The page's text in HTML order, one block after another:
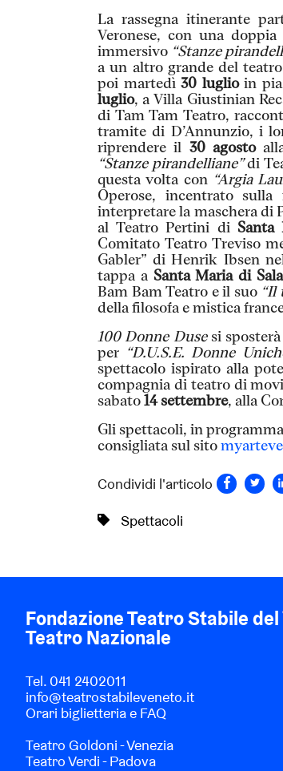
La rassegna itinerante
Veronese, con una
immersivo “Stanze
a un altro grande del
poi martedì30 luglioin
luglio, a Villa Giustinian
di Tam Tam Teatro,
tramite di D’Annunzio, i
riprendere il 30 agosto
“Stanze pirandelliane”di
questa volta con “Argia
Operose, incentrato
interpretare la maschera di
al Teatro Pertini di Santa
Comitato Teatro Treviso
Gabler” di Henrik Ibsen
tappa a Santa Maria di Sala
Bam Bam Teatro e il suo “Il
della filosofa e mistica
100 Donne Dusesi
per
“D.U.S.E. Donne
spettacolo ispirato alla
compagnia di teatro di
sabato 14 settembre, alla
Gli spettacoli, in
consigliata sul sito
Condividi l'articolo
Spettacoli
Fondazione Teatro Stabile
Teatro Nazionale
Tel. 041 2402011
info@teatrostabileveneto.it
Orari biglietteria e FAQ
Teatro Goldoni - Venezia
Teatro Verdi - Padova